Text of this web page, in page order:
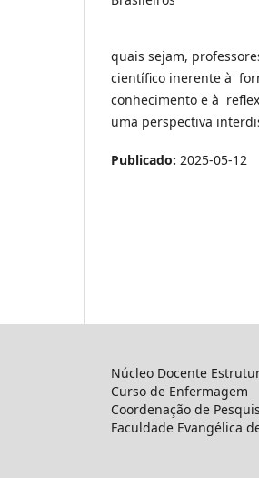
quais sejam,
científico inerente à
conhecimento e à
uma perspectiva
Publicado: 2025-05-12
Núcleo Docente
Curso de Enfermagem
Coordenação de
Faculdade Evangélica